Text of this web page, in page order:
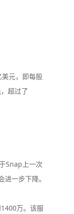
元，即每股
超过了
Snap上一次
一步下降。
万。该服